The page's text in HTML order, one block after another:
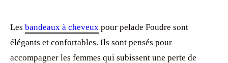
Les bandeaux à cheveux pour pelade Foudre sont
élégants et confortables. Ils sont pensés pour
accompagner les femmes qui subissent une perte de